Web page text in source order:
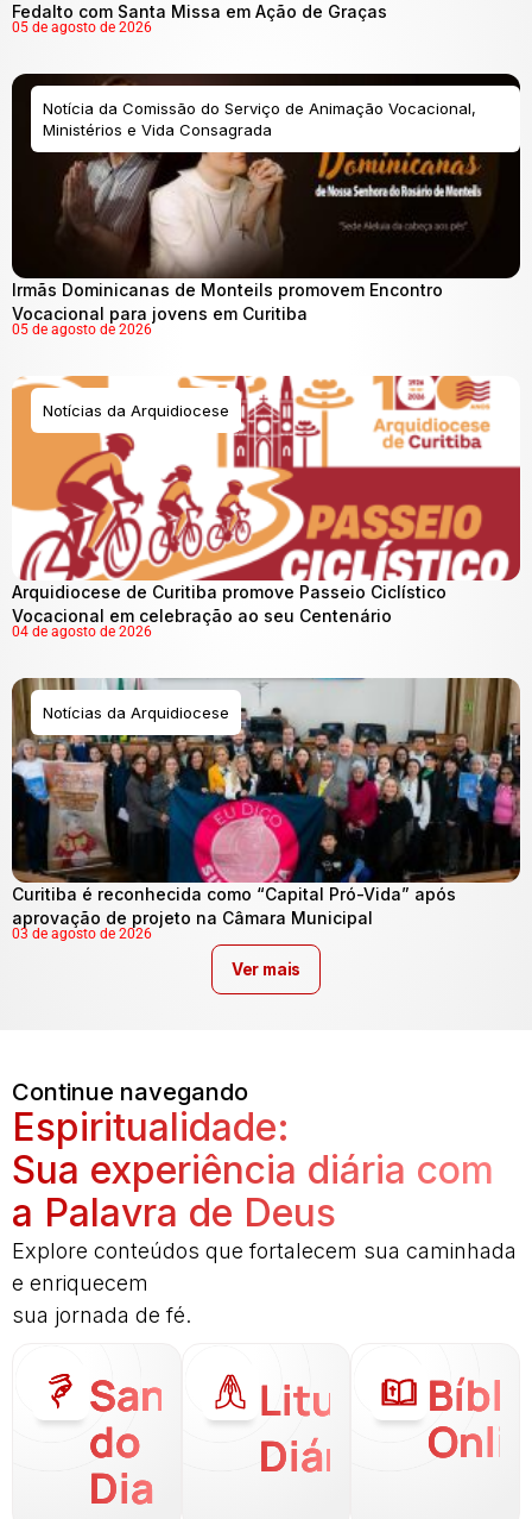
Fedalto com Santa Missa em Ação de Graças
05 de agosto de 2026
Notícia da Comissão do Serviço de Animação Vocacional,
Ministérios e Vida Consagrada
Irmãs Dominicanas de Monteils promovem Encontro
Vocacional para jovens em Curitiba
05 de agosto de 2026
Notícias da Arquidiocese
Arquidiocese de Curitiba promove Passeio Ciclístico
Vocacional em celebração ao seu Centenário
04 de agosto de 2026
Notícias da Arquidiocese
Curitiba é reconhecida como “Capital Pró-Vida” após
aprovação de projeto na Câmara Municipal
03 de agosto de 2026
Ver mais
Continue navegando
Espiritualidade:
Sua experiência diária com
a Palavra de Deus
Explore conteúdos que fortalecem sua caminhada
e enriquecem
sua jornada de fé.
Santo
do
Dia
Liturgia
Diária